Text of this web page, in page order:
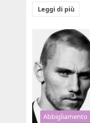
Leggi di più
Abbigliamento